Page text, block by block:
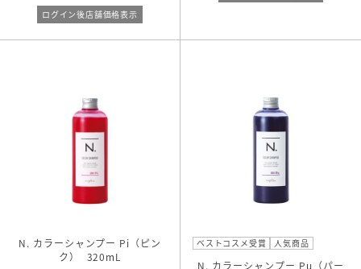
ログイン後店舗価格表示
N. カラーシャンプー Pi（ピン
ク）
320mL
ベストコスメ受賞 人気商品
N. カラーシャンプー Pu（パー